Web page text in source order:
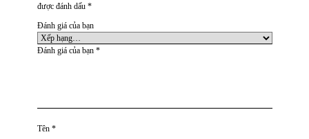
được đánh dấu *
Đánh giá của bạn
Đánh giá của bạn *
Tên *